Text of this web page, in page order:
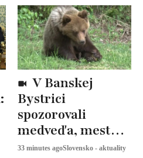
Bystrici
spozorovali
medveďa, mesto
varuje obyvateľov
33 minutes agoSlovensko - aktuality